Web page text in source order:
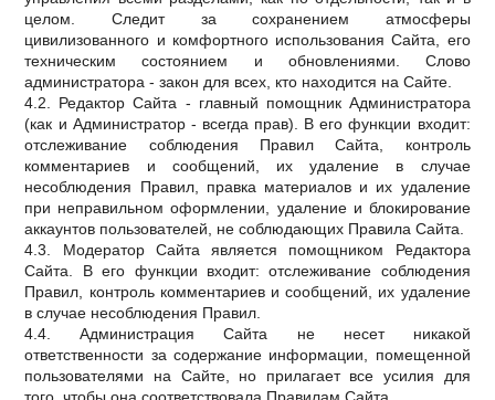
целом. Следит за сохранением атмосферы
цивилизованного и комфортного использования Сайта, его
техническим состоянием и обновлениями. Слово
администратора - закон для всех, кто находится на Сайте.
4.2. Редактор Сайта - главный помощник Администратора
(как и Администратор - всегда прав). В его функции входит:
отслеживание соблюдения Правил Сайта, контроль
комментариев и сообщений, их удаление в случае
несоблюдения Правил, правка материалов и их удаление
при неправильном оформлении, удаление и блокирование
аккаунтов пользователей, не соблюдающих Правила Сайта.
4.3. Модератор Сайта является помощником Редактора
Сайта. В его функции входит: отслеживание соблюдения
Правил, контроль комментариев и сообщений, их удаление
в случае несоблюдения Правил.
4.4. Администрация Сайта не несет никакой
ответственности за содержание информации, помещенной
пользователями на Сайте, но прилагает все усилия для